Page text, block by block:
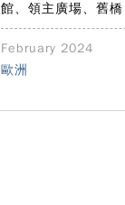
館、領主廣場、舊橋
February 2024
歐洲